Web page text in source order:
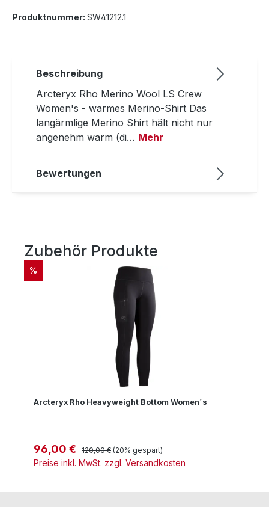
Produktnummer: SW41212.1
Beschreibung
Arcteryx Rho Merino Wool LS Crew
Women's - warmes Merino-Shirt Das
langärmlige Merino Shirt hält nicht nur
angenehm warm (di… Mehr
Bewertungen
Produktgalerie überspringen
Zubehör Produkte
RABATT
%
Arcteryx Rho Heavyweight Bottom Women´s
Verkaufspreis:
96,00 € Regulärer Preis:
120,00 € (20% gespart)
Preise inkl. MwSt. zzgl. Versandkosten